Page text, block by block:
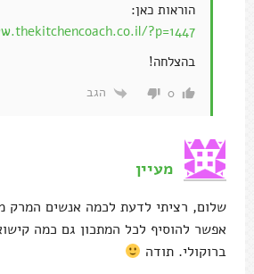
הוראות כאן:
?p=1447
בהצלחה!
0 הגב
מעיין
שלום, רציתי לדעת לכמה אנשים המרק
אפשר להוסיף לכל המתכון גם כמה
ברוקולי. תודה